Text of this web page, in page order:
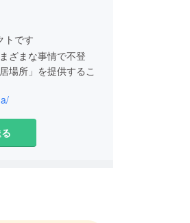
トです
ざまな事情で不登
場所」を提供するこ